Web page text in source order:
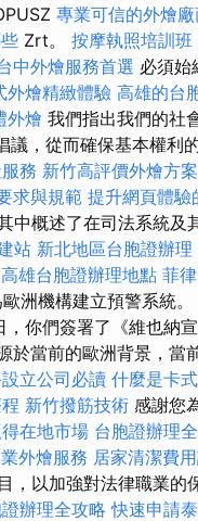
專業可信的外燴
Zrt。 按摩執照培訓班
中外燴服務首選 必須始
外燴精緻體驗 高雄的台
外燴 我們指出我們的社
，從而確保基本權利
務 新竹高評價外燴方案
求與規範 提升網頁體驗
中概述了在司法系統及
站 新北地區台胞證辦理
高雄台胞證辦理地點 菲
洲機構建立預警系統
，你們簽署了《維也納
於當前的歐洲背景，當
立公司必讀 什麼是卡
新竹撥筋技術 感謝您
在地市場 台胞證辦理
外燴服務 居家清潔費
，以加強對法律職業的
辦理全攻略 快速申請